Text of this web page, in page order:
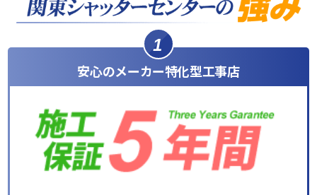
1
安心のメーカー特化型工事店